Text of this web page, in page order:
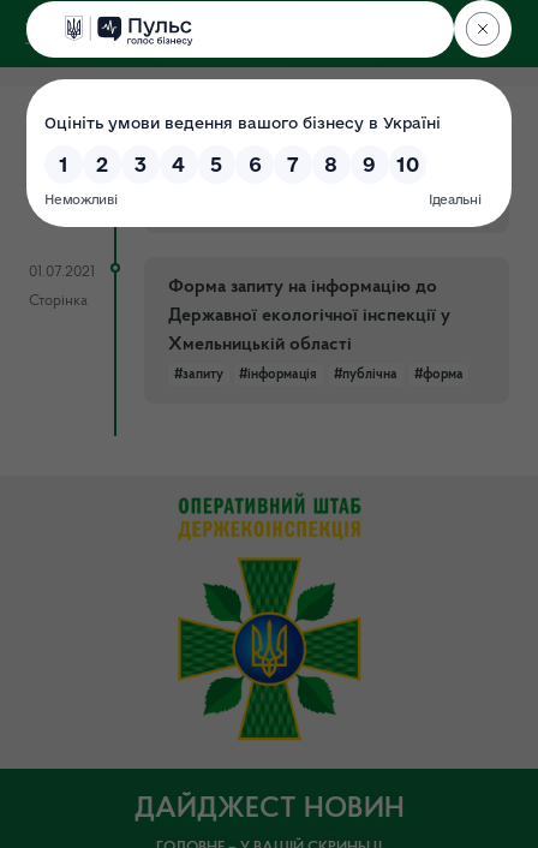
ДЕРЖЕКОІНСПЕКЦІЯ
у Хмельницькій області
31.08.2021
Документ
#витрат #відшкодування
#запиту
01.07.2021
Сторінка
Форма запиту на інформацію до
Державної екологічної інспекції у
Хмельницькій області
#запиту #інформація #публічна #форма
ДАЙДЖЕСТ НОВИН